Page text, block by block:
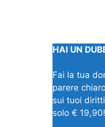
HAI UN
Fai la tua
parere
sui tuoi
solo € 19,90!